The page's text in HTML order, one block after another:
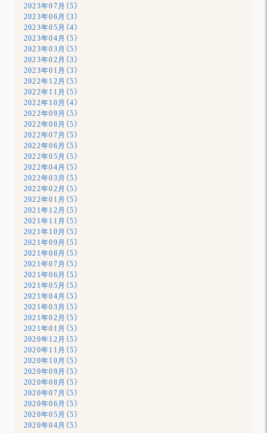
2023年07月（5）
2023年06月（3）
2023年05月（4）
2023年04月（5）
2023年03月（5）
2023年02月（3）
2023年01月（3）
2022年12月（5）
2022年11月（5）
2022年10月（4）
2022年09月（5）
2022年08月（5）
2022年07月（5）
2022年06月（5）
2022年05月（5）
2022年04月（5）
2022年03月（5）
2022年02月（5）
2022年01月（5）
2021年12月（5）
2021年11月（5）
2021年10月（5）
2021年09月（5）
2021年08月（5）
2021年07月（5）
2021年06月（5）
2021年05月（5）
2021年04月（5）
2021年03月（5）
2021年02月（5）
2021年01月（5）
2020年12月（5）
2020年11月（5）
2020年10月（5）
2020年09月（5）
2020年08月（5）
2020年07月（5）
2020年06月（5）
2020年05月（5）
2020年04月（5）